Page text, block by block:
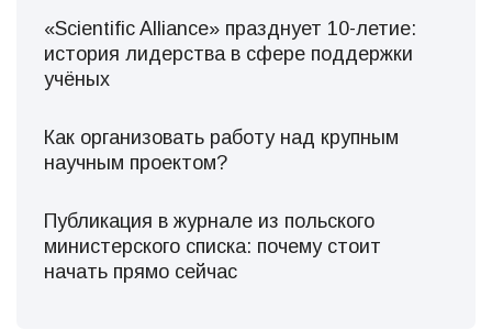
«Scientific Alliance» празднует 10-летие:
история лидерства в сфере поддержки
учёных
Как организовать работу над крупным
научным проектом?
Публикация в журнале из польского
министерского списка: почему стоит
начать прямо сейчас